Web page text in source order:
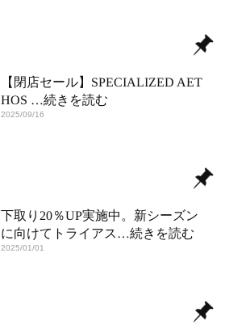
【閉店セール】SPECIALIZED AET
HOS …続きを読む
2025/09/16
下取り20％UP実施中。新シーズン
に向けてトライアス …続きを読む
2025/01/01